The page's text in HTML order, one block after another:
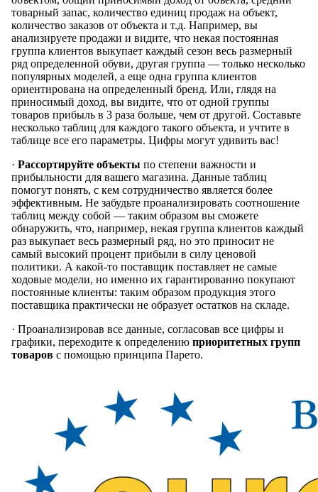
товарный запас, количество единиц продаж на объект,
количество заказов от объекта и т.д. Например, вы
анализируете продажи и видите, что некая постоянная
группа клиентов выкупает каждый сезон весь размерный
ряд определенной обуви, другая группа — только несколько
популярных моделей, а еще одна группа клиентов
ориентирована на определенный бренд. Или, глядя на
приносимый доход, вы видите, что от одной группы
товаров прибыль в 3 раза больше, чем от другой. Составьте
несколько таблиц для каждого такого объекта, и учтите в
таблице все его параметры. Цифры могут удивить вас!
· Рассортируйте объекты по степени важности и
прибыльности для вашего магазина. Данные таблиц
помогут понять, с кем сотрудничество является более
эффективным. Не забудьте проанализировать соотношение
таблиц между собой — таким образом вы сможете
обнаружить, что, например, некая группа клиентов каждый
раз выкупает весь размерный ряд, но это приносит не
самый высокий процент прибыли в силу ценовой
политики. А какой-то поставщик поставляет не самые
ходовые модели, но именно их гарантированно покупают
постоянные клиенты: таким образом продукция этого
поставщика практически не образует остатков на складе.
· Проанализировав все данные, согласовав все цифры и
графики, переходите к определению приоритетных групп
товаров с помощью принципа Парето.